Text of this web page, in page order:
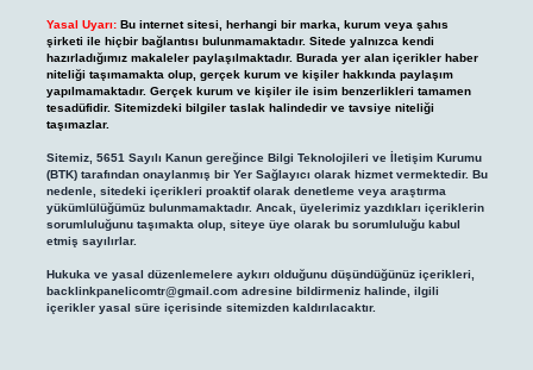
Yasal Uyarı: Bu internet sitesi, herhangi bir marka, kurum veya şahıs
şirketi ile hiçbir bağlantısı bulunmamaktadır. Sitede yalnızca kendi
hazırladığımız makaleler paylaşılmaktadır. Burada yer alan içerikler haber
niteliği taşımamakta olup, gerçek kurum ve kişiler hakkında paylaşım
yapılmamaktadır. Gerçek kurum ve kişiler ile isim benzerlikleri tamamen
tesadüfidir. Sitemizdeki bilgiler taslak halindedir ve tavsiye niteliği
taşımazlar.
Sitemiz, 5651 Sayılı Kanun gereğince Bilgi Teknolojileri ve İletişim Kurumu
(BTK) tarafından onaylanmış bir Yer Sağlayıcı olarak hizmet vermektedir. Bu
nedenle, sitedeki içerikleri proaktif olarak denetleme veya araştırma
yükümlülüğümüz bulunmamaktadır. Ancak, üyelerimiz yazdıkları içeriklerin
sorumluluğunu taşımakta olup, siteye üye olarak bu sorumluluğu kabul
etmiş sayılırlar.
Hukuka ve yasal düzenlemelere aykırı olduğunu düşündüğünüz içerikleri,
backlinkpanelicomtr@gmail.comadresine bildirmeniz halinde, ilgili
içerikler yasal süre içerisinde sitemizden kaldırılacaktır.